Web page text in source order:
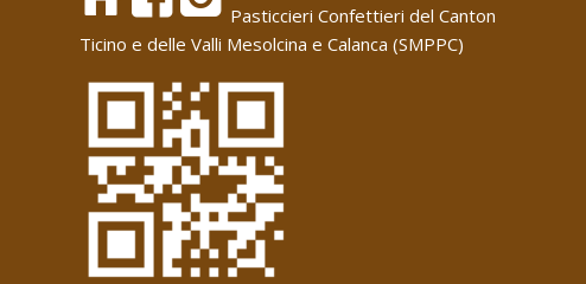
Pasticcieri Confettieri del Canton
Ticino e delle Valli Mesolcina e Calanca (SMPPC)